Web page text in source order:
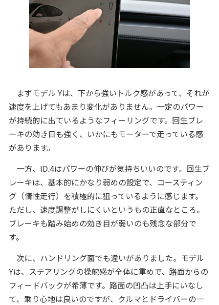
まずモデル Yは、下から強いトルク感があって、それが
速度を上げてもあまり変化がありません。一定のパワー
が持続的に出ているようなフィーリングです。回生ブレ
ーキの効き目も強く、いかにもモーターで走っている感
があります。
一方、ID.4はパワーの伸びが気持ちいいのです。回生ブ
レーキは、基本的にかなり弱めの設定で、コースティン
グ（惰性走行）を積極的に狙っているように感じます。
ただし、速度調整がしにくいというもの正直なところ。
ブレーキも踏み始めの効き目が弱いのも残念な部分で
す。
次に、ハンドリング面でも違いがありました。モデル
Yは、ステアリングの操舵感が全体に重めで、路面からの
フィードバックが希薄です。路面の凹凸は上手にいなし
て、乗り心地は良いのですが、クルマとドライバーの一